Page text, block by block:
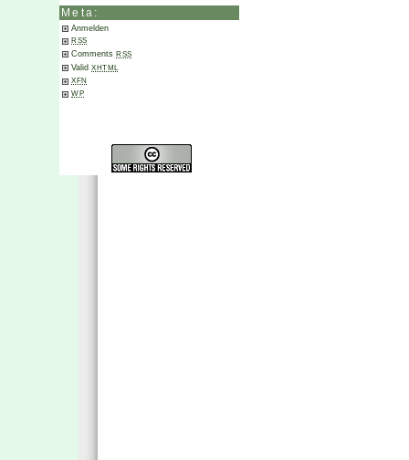
Meta:
Anmelden
RSS
Comments RSS
Valid XHTML
XFN
WP